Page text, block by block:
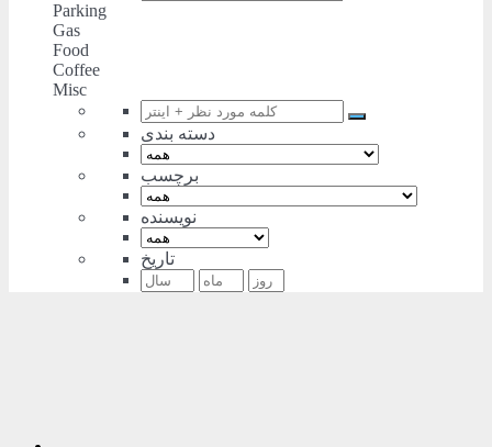
Parking
Gas
Food
Coffee
Misc
دسته بندی
برچسب
نویسنده
تاریخ